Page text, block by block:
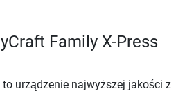
Family X-Press
urządzenie najwyższej jakości z